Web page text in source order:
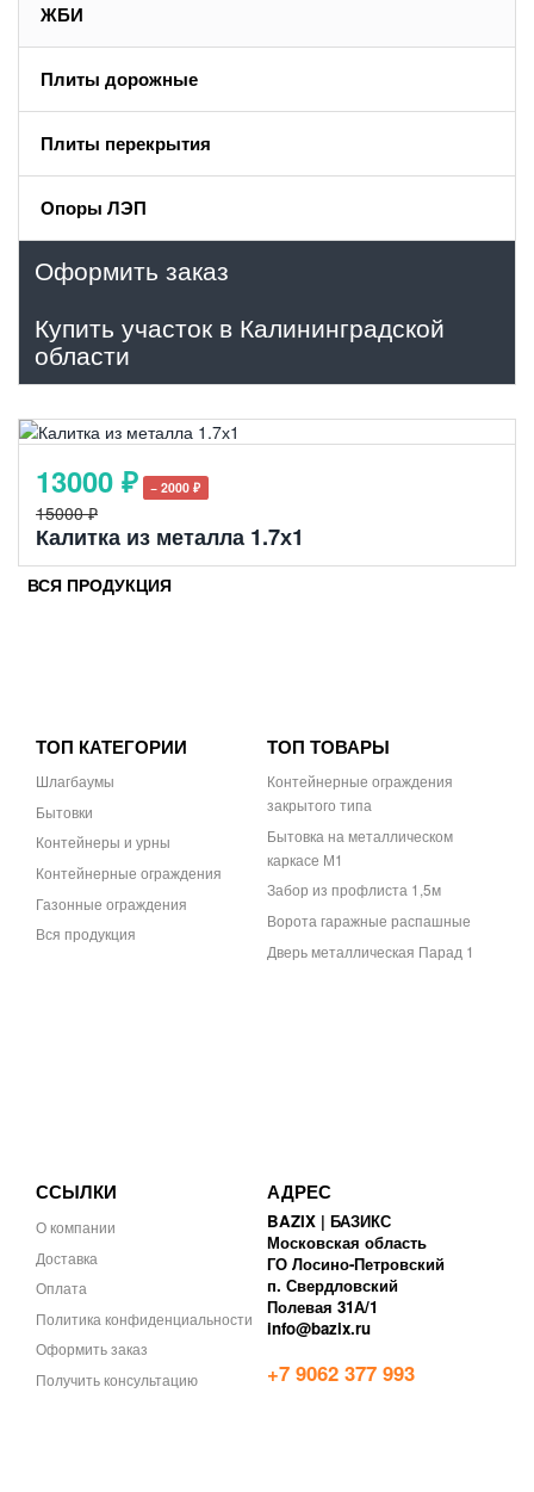
ЖБИ
Плиты дорожные
Плиты перекрытия
Опоры ЛЭП
Оформить заказ
Купить участок в Калининградской
области
13000 ₽ − 2000 ₽
15000 ₽
Калитка из металла 1.7х1
ВСЯ ПРОДУКЦИЯ
ТОП КАТЕГОРИИ
Шлагбаумы
Бытовки
Контейнеры и урны
Контейнерные ограждения
Газонные ограждения
Вся продукция
ТОП ТОВАРЫ
Контейнерные ограждения
закрытого типа
Бытовка на металлическом
каркасе М1
Забор из профлиста 1,5м
Ворота гаражные распашные
Дверь металлическая Парад 1
ССЫЛКИ
О компании
Доставка
Оплата
Политика конфиденциальности
Оформить заказ
Получить консультацию
АДРЕС
BAZIX | БАЗИКС
Московская область
ГО Лосино-Петровский
п. Свердловский
Полевая 31А/1
info@bazix.ru
+7 9062 377 993